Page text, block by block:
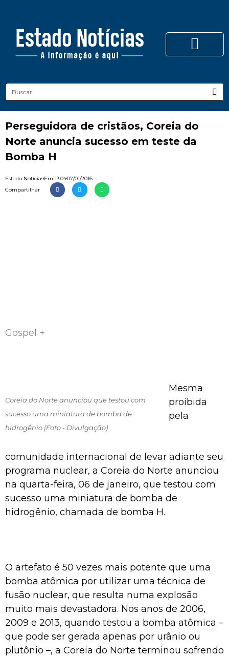
Perseguidora de cristãos, Coreia do
Norte anuncia sucesso em teste da
Bomba H
Estado NotíciasEm 13:0407/01/2016
Compartilhar
Gospel +
Coreia do Norte anunciou que testou com
sucesso uma miniatura de bomba de
hidrogênio (Foto - Divulgação)
Mesma
proibida
pela
comunidade internacional de levar adiante seu
programa nuclear, a Coreia do Norte anunciou
na quarta-feira, 06 de janeiro, que testou com
sucesso uma miniatura de bomba de
hidrogênio, chamada de bomba H.
O artefato é 50 vezes mais potente que uma
bomba atômica por utilizar uma técnica de
fusão nuclear, que resulta numa explosão
muito mais devastadora. Nos anos de 2006,
2009 e 2013, quando testou a bomba atômica –
que pode ser gerada apenas por urânio ou
plutônio –, a Coreia do Norte terminou sofrendo